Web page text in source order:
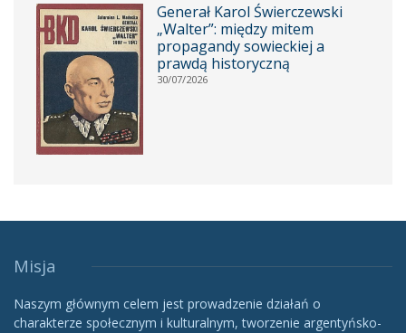
Generał Karol Świerczewski
„Walter”: między mitem
propagandy sowieckiej a
prawdą historyczną
30/07/2026
Misja
Naszym głównym celem jest prowadzenie działań o
charakterze społecznym i kulturalnym, tworzenie argentyńsko-